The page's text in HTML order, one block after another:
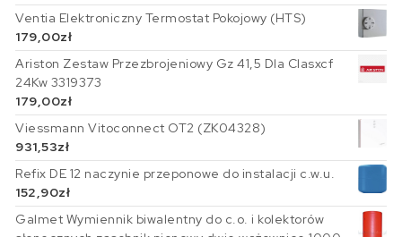
Ventia Elektroniczny Termostat Pokojowy (HTS)
179,00zł
Ariston Zestaw Przezbrojeniowy Gz 41,5 Dla Clasxcf
24Kw 3319373
179,00zł
Viessmann Vitoconnect OT2 (ZK04328)
931,53zł
Refix DE 12 naczynie przeponowe do instalacji c.w.u.
152,90zł
Galmet Wymiennik biwalentny do c.o. i kolektorów